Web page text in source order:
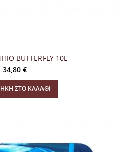
BUTTERFLY 10L
34,80 €
ΣΤΟ ΚΑΛΆΘΙ